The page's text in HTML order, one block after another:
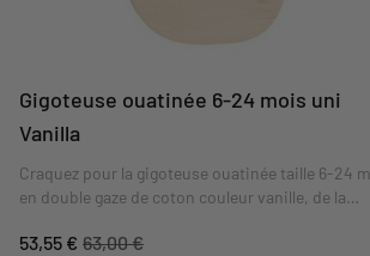
Gigoteuse ouatinée 6-24 mois uni
Vanilla
Craquez pour la gigoteuse ouatinée taille 6-24
en double gaze de coton couleur vanille, de la
lumineuse qui apporta style et charme à cette
53,55 € 63,00 €